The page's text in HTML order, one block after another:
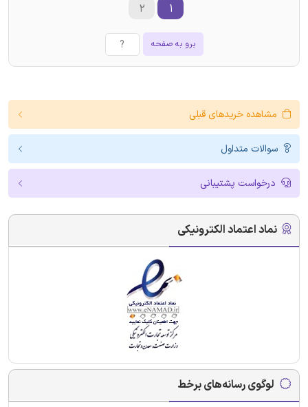
برو به صفحه
۱ ۲
مشاهده خریدهای قبلی
سوالات متداول
درخواست پشتیبانی
نماد اعتماد الکترونیکی
لوگوی رسانه‌های برخط